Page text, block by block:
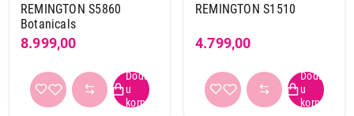
REMINGTON S5860
Botanicals
8.999,00
REMINGTON S1510
4.799,00